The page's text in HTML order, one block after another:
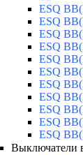
ESQ
ESQ
ESQ
ESQ
ESQ
ESQ
ESQ
ESQ
ESQ
ESQ
ESQ
Выключатели